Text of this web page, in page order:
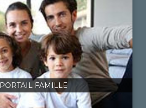
PORTAIL FAMILLE